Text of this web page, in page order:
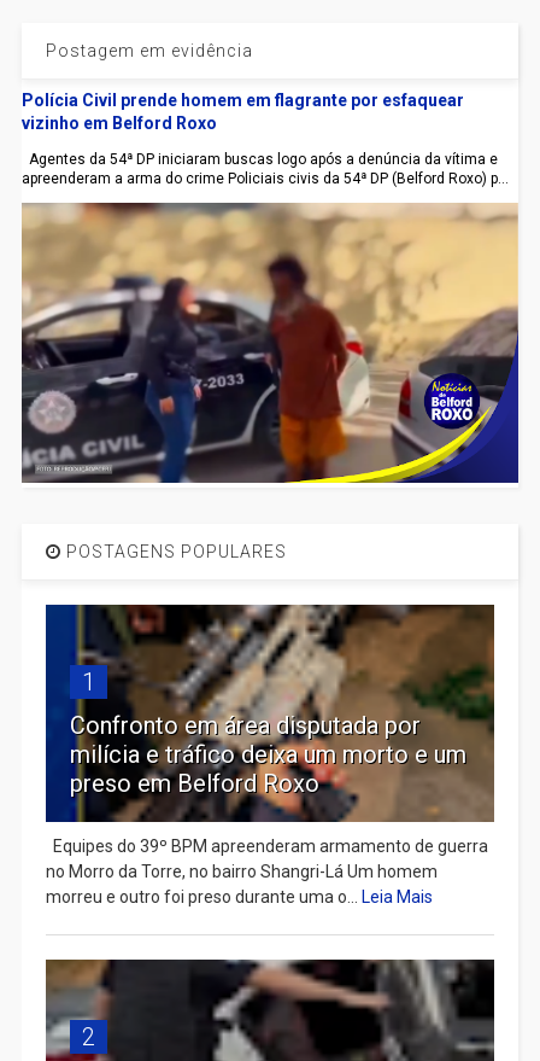
Postagem em evidência
Polícia Civil prende homem em flagrante por esfaquear
vizinho em Belford Roxo
Agentes da 54ª DP iniciaram buscas logo após a denúncia da vítima e
apreenderam a arma do crime Policiais civis da 54ª DP (Belford Roxo) p...
POSTAGENS POPULARES
1
Confronto em área disputada por
milícia e tráfico deixa um morto e um
preso em Belford Roxo
Equipes do 39º BPM apreenderam armamento de guerra
no Morro da Torre, no bairro Shangri-Lá Um homem
morreu e outro foi preso durante uma o...
Leia Mais
2